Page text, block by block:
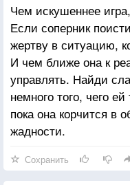
Чем искушеннее
Если соперник
жертву в ситуацию,
И чем ближе она к
управлять. Найди
немного того, чего
пока она корчится в
жадности.
Сохранить